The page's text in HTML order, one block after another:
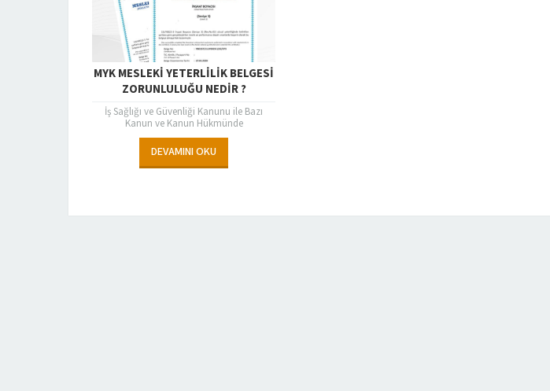
MYK MESLEKİ YETERLİLİK BELGESİ
ZORUNLULUĞU NEDİR ?
İş Sağlığı ve Güvenliği Kanunu ile Bazı
Kanun ve Kanun Hükmünde
Kararnamelerde Değişiklik Yapılmasına Dair
Kanun Tasarısı 4 Nisan 2015...
DEVAMINI OKU